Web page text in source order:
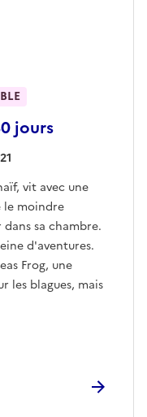
jours
vit avec une
le moindre
sa chambre.
d'aventures.
Frog, une
les blagues, mais